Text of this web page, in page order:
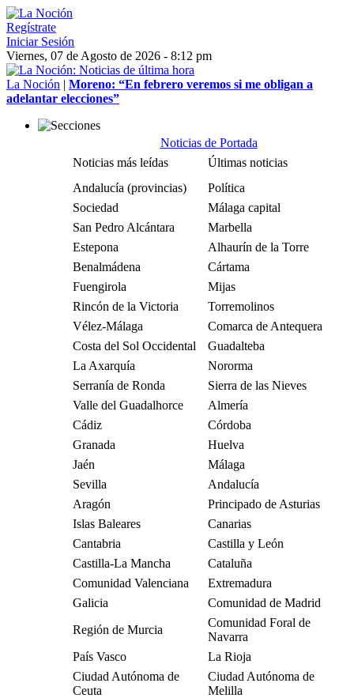
Regístrate
Iniciar Sesión
Viernes, 07 de Agosto de 2026 - 8:12 pm
La Noción | Moreno: “En febrero veremos si me obligan a
adelantar elecciones”
Noticias de Portada
Noticias más leídas
Últimas noticias
Andalucía (provincias)
Política
Sociedad
Málaga capital
San Pedro Alcántara
Marbella
Estepona
Alhaurín de la Torre
Benalmádena
Cártama
Fuengirola
Mijas
Rincón de la Victoria
Torremolinos
Vélez-Málaga
Comarca de Antequera
Costa del Sol Occidental
Guadalteba
La Axarquía
Nororma
Serranía de Ronda
Sierra de las Nieves
Valle del Guadalhorce
Almería
Cádiz
Córdoba
Granada
Huelva
Jaén
Málaga
Sevilla
Andalucía
Aragón
Principado de Asturias
Islas Baleares
Canarias
Cantabria
Castilla y León
Castilla-La Mancha
Cataluña
Comunidad Valenciana
Extremadura
Galicia
Comunidad de Madrid
Región de Murcia
Comunidad Foral de
Navarra
País Vasco
La Rioja
Ciudad Autónoma de
Ceuta
Ciudad Autónoma de
Melilla